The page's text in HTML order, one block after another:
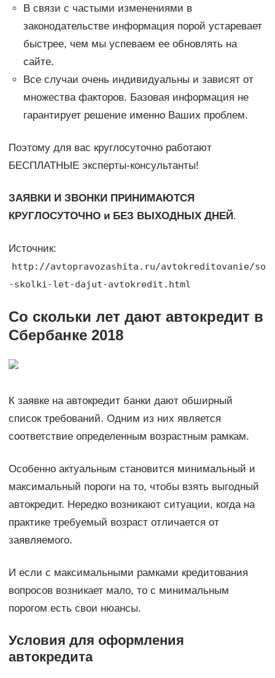
В связи с частыми изменениями в
законодательстве информация порой устаревает
быстрее, чем мы успеваем ее обновлять на
сайте.
Все случаи очень индивидуальны и зависят от
множества факторов. Базовая информация не
гарантирует решение именно Ваших проблем.
Поэтому для вас круглосуточно работают
БЕСПЛАТНЫЕ эксперты-консультанты!
ЗАЯВКИ И ЗВОНКИ ПРИНИМАЮТСЯ
КРУГЛОСУТОЧНО и БЕЗ ВЫХОДНЫХ ДНЕЙ.
Источник:
http://avtopravozashita.ru/avtokreditovanie/so
-skolki-let-dajut-avtokredit.html
Со скольки лет дают автокредит в
Сбербанке 2018
К заявке на автокредит банки дают обширный
список требований. Одним из них является
соответствие определенным возрастным рамкам.
Особенно актуальным становится минимальный и
максимальный пороги на то, чтобы взять выгодный
автокредит. Нередко возникают ситуации, когда на
практике требуемый возраст отличается от
заявляемого.
И если с максимальными рамками кредитования
вопросов возникает мало, то с минимальным
порогом есть свои нюансы.
Условия для оформления
автокредита